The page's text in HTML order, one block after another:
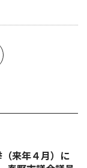
来年４月）に